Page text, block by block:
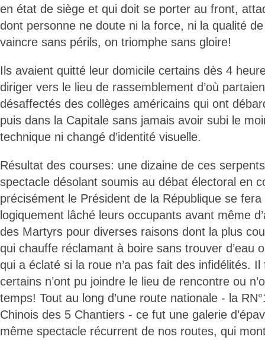
en état de siège et qui doit se porter au front,
dont personne ne doute ni la force, ni la qualité
vaincre sans périls, on triomphe sans gloire!
Ils avaient quitté leur domicile certains dès 4
diriger vers le lieu de rassemblement d’où
désaffectés des collèges américains qui ont
puis dans la Capitale sans jamais avoir subi le
technique ni changé d’identité visuelle.
Résultat des courses: une dizaine de ces
spectacle désolant soumis au débat électoral en
précisément le Président de la République se
logiquement lâché leurs occupants avant même
des Martyrs pour diverses raisons dont la plus
qui chauffe réclamant à boire sans trouver d’eau
qui a éclaté si la roue n’a pas fait des infidélités.
certains n’ont pu joindre le lieu de rencontre ou
temps! Tout au long d’une route nationale - la
Chinois des 5 Chantiers - ce fut une galerie
même spectacle récurrent de nos routes, qui